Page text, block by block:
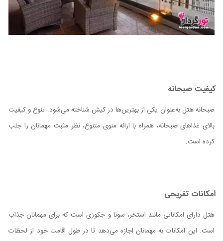
کیفیت صبحانه
صبحانه هتل به‌عنوان یکی از بهترین‌ها در کیش شناخته می‌شود. تنوع و کیفیت
بالای غذاهای صبحانه، همراه با ارائه منوی متنوع، نظر مثبت مهمانان را جلب
کرده است.
امکانات تفریحی
هتل دارای امکاناتی مانند استخر، سونا و جکوزی است که برای مهمانان جذاب
است. این امکانات به مهمانان اجازه می‌دهد تا در طول اقامت خود از لحظات